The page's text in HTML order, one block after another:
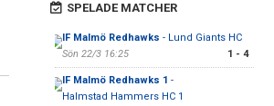
SPELADE MATCHER
IF Malmö Redhawks - Lund Giants HC
Sön 22/3 16:25
1 - 4
IF Malmö Redhawks 1 -
Halmstad Hammers HC 1